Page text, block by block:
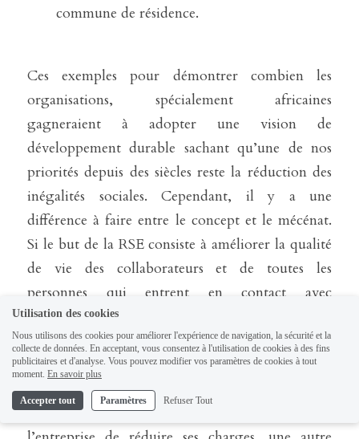
commune de résidence.
Ces exemples pour démontrer combien les
organisations, spécialement africaines
gagneraient à adopter une vision de
développement durable sachant qu’une de nos
priorités depuis des siècles reste la réduction des
inégalités sociales. Cependant, il y a une
différence à faire entre le concept et le mécénat.
Si le but de la RSE consiste à améliorer la qualité
de vie des collaborateurs et de toutes les
personnes qui entrent en contact avec
l’entreprise, ainsi que la communauté ; elle doit
avoir une incidence sur les résultats et une
orientation éthique. Une sensibilisation pour la
préservation de l’eau potable qui est une
ressource tarissable permettrait certes à
Utilisation des cookies
Nous utilisons des cookies pour améliorer l'expérience de navigation, la sécurité et la
collecte de données. En acceptant, vous consentez à l'utilisation de cookies à des fins
publicitaires et d'analyse. Vous pouvez modifier vos paramètres de cookies à tout
moment. En savoir plus
Accepter tout Paramètres Refuser Tout